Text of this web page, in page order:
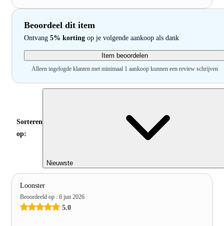
Beoordeel dit item
Ontvang 5% korting op je volgende aankoop als dank
Item beoordelen
Alleen ingelogde klanten met minimaal 1 aankoop kunnen een review schrijven
Sorteren
op:
Nieuwste
Loonster
Beoordeeld op : 6 jun 2026
5.0